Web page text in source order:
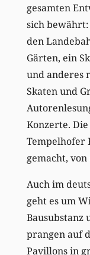
gesamten
sich
den
Gärten, ein
und anderes
Skaten und
Konzerte.
Tempelhofer
gemacht,
Auch im
geht es um
Bausubstanz
prangen auf
Pavillons in